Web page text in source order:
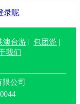
录呢
澳台游 | 包团游 |
我们
公司